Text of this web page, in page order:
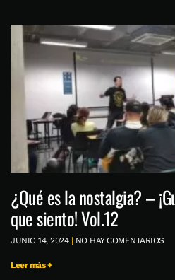
¿Qué es la nostalgia? –
que siento! Vol.12
JUNIO 14, 2024 NO HAY COMENTARIOS
Leer más +